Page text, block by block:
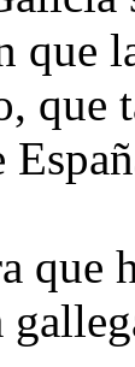
que
que
que